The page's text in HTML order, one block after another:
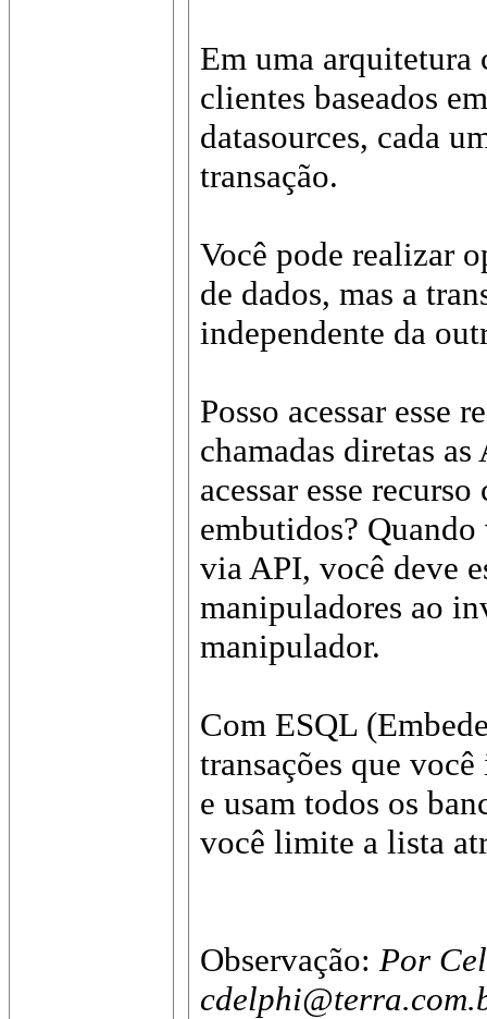
Em uma
clientes baseados
datasources, cada
transação.
Você pode realizar
de dados, mas a
independente da
Posso acessar esse
chamadas diretas
acessar esse
embutidos?
via API, você deve
manipuladores ao
manipulador.
Com ESQL
transações que
e usam todos os
você limite a lista
Observação: Por